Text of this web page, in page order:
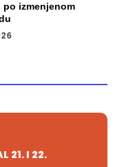
po izmenjenom
21. I 22.